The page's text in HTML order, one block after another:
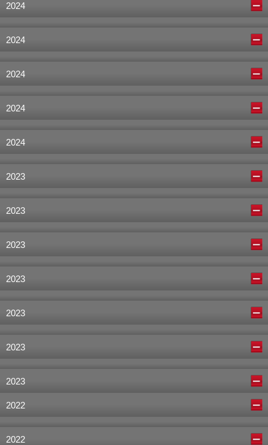
2024
2024
2024
2024
2024
2023
2023
2023
2023
2023
2023
2023
2022
2022